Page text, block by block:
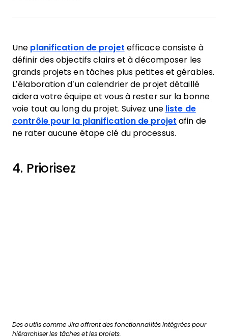
Une planification de projet efficace consiste à
définir des objectifs clairs et à décomposer les
grands projets en tâches plus petites et gérables.
L’élaboration d’un calendrier de projet détaillé
aidera votre équipe et vous à rester sur la bonne
voie tout au long du projet. Suivez une liste de
contrôle pour la planification de projet afin de
ne rater aucune étape clé du processus.
4. Priorisez
Des outils comme Jira offrent des fonctionnalités intégrées pour
hiérarchiser les tâches et les projets.